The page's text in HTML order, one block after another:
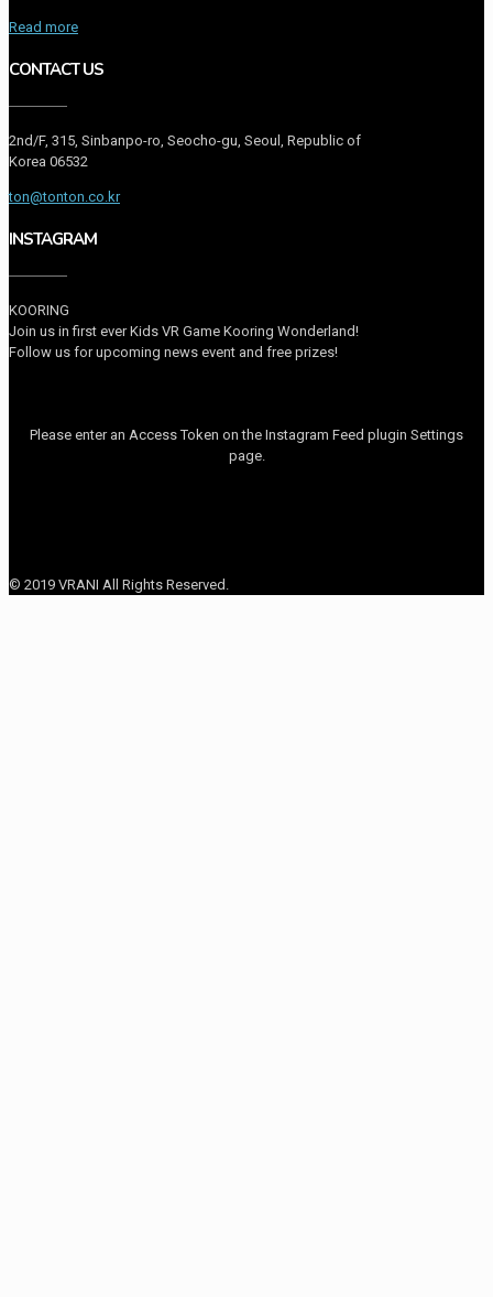
Read more
CONTACT US
2nd/F, 315, Sinbanpo-ro, Seocho-gu, Seoul, Republic of
Korea 06532
ton@tonton.co.kr
INSTAGRAM
KOORING
Join us in first ever Kids VR Game Kooring Wonderland!
Follow us for upcoming news event and free prizes!
Please enter an Access Token on the Instagram Feed plugin Settings
page.
© 2019 VRANI All Rights Reserved.